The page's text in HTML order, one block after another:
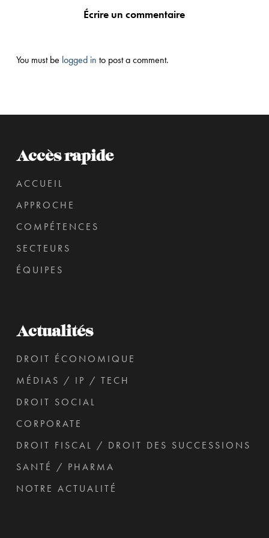
Écrire un commentaire
You must be logged in to post a comment.
Accès rapide
ACCUEIL
APPROCHE
COMPÉTENCES
SECTEURS
ÉQUIPES
Actualités
DROIT ÉCONOMIQUE
MÉDIAS / IP / TECH
DROIT SOCIAL
CORPORATE
DROIT FISCAL / DROIT DES SUCCESSIONS
SANTÉ / PHARMA
NOTRE ACTUALITÉ